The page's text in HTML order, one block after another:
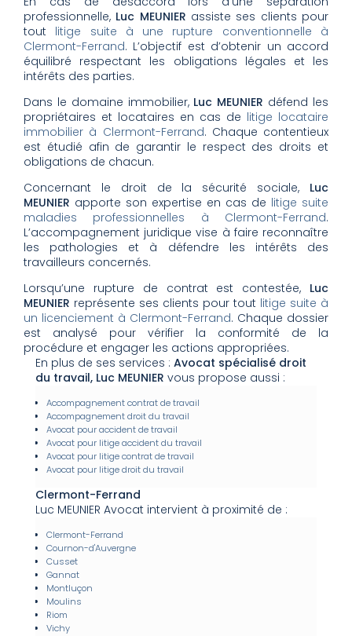
professionnelle, Luc MEUNIER assiste ses clients pour
tout litige suite à une rupture conventionnelle à
Clermont-Ferrand. L’objectif est d’obtenir un accord
équilibré respectant les obligations légales et les
intérêts des parties.
Dans le domaine immobilier, Luc MEUNIER défend les
propriétaires et locataires en cas de litige locataire
immobilier à Clermont-Ferrand. Chaque contentieux
est étudié afin de garantir le respect des droits et
obligations de chacun.
Concernant le droit de la sécurité sociale, Luc
MEUNIER apporte son expertise en cas de litige suite
maladies professionnelles à Clermont-Ferrand.
L’accompagnement juridique vise à faire reconnaître
les pathologies et à défendre les intérêts des
travailleurs concernés.
Lorsqu’une rupture de contrat est contestée, Luc
MEUNIER représente ses clients pour tout litige suite à
un licenciement à Clermont-Ferrand. Chaque dossier
est analysé pour vérifier la conformité de la
procédure et engager les actions appropriées.
En plus de ses services : Avocat spécialisé droit
du travail, Luc MEUNIER vous propose aussi :
Accompagnement contrat de travail
Accompagnement droit du travail
Avocat pour accident de travail
Avocat pour litige accident du travail
Avocat pour litige contrat de travail
Avocat pour litige droit du travail
Clermont-Ferrand
Luc MEUNIER Avocat intervient à proximité de :
Clermont-Ferrand
Cournon-d'Auvergne
Cusset
Gannat
Montluçon
Moulins
Riom
Vichy